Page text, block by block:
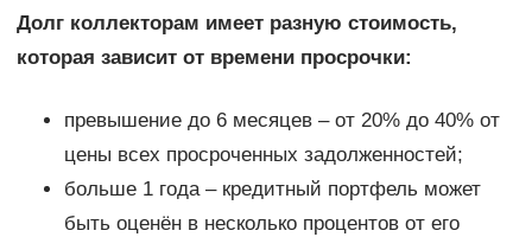
Долг коллекторам имеет разную стоимость,
которая зависит от времени просрочки:
превышение до 6 месяцев – от 20% до 40% от
цены всех просроченных задолженностей;
больше 1 года – кредитный портфель может
быть оценён в несколько процентов от его